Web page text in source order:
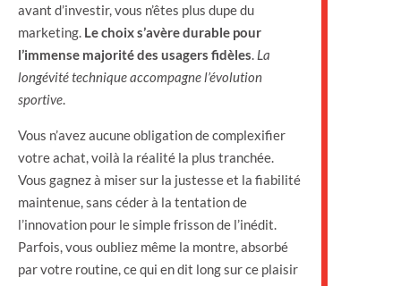
avant d’investir, vous n’êtes plus dupe du
marketing. Le choix s’avère durable pour
l’immense majorité des usagers fidèles. La
longévité technique accompagne l’évolution
sportive.
Vous n’avez aucune obligation de complexifier
votre achat, voilà la réalité la plus tranchée.
Vous gagnez à miser sur la justesse et la fiabilité
maintenue, sans céder à la tentation de
l’innovation pour le simple frisson de l’inédit.
Parfois, vous oubliez même la montre, absorbé
par votre routine, ce qui en dit long sur ce plaisir